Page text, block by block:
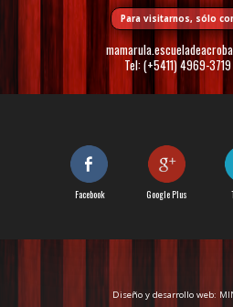
Para visitarnos, sólo
Tel: (+5411) 4969-
Facebook Google Plus
Diseño y desarrollo web: